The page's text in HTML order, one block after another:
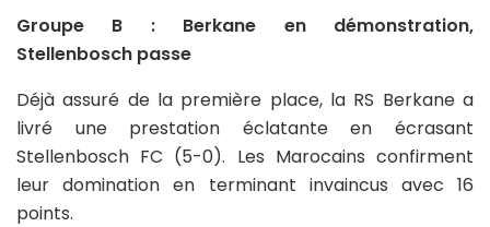
Groupe B : Berkane en démonstration,
Stellenbosch passe
Déjà assuré de la première place, la RS Berkane a
livré une prestation éclatante en écrasant
Stellenbosch FC (5-0). Les Marocains confirment
leur domination en terminant invaincus avec 16
points.